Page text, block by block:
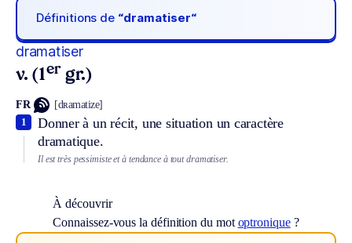
Définitions de “dramatiser“
dramatiser
v. (1er gr.)
FR [dʀamatize]
Donner à un récit, une situation un caractère
dramatique.
1
Il est très pessimiste et à tendance à tout dramatiser.
À découvrir
Connaissez-vous la définition du motoptronique?